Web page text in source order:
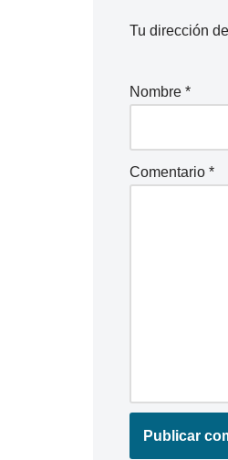
Tu dirección
Nombre *
Comentario *